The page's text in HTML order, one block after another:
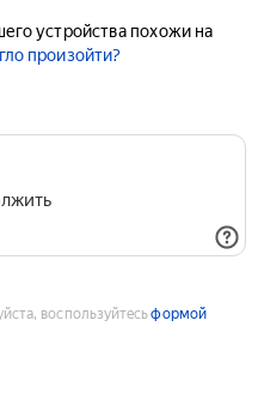
устройства похожи на
произойти?
воспользуйтесьформой